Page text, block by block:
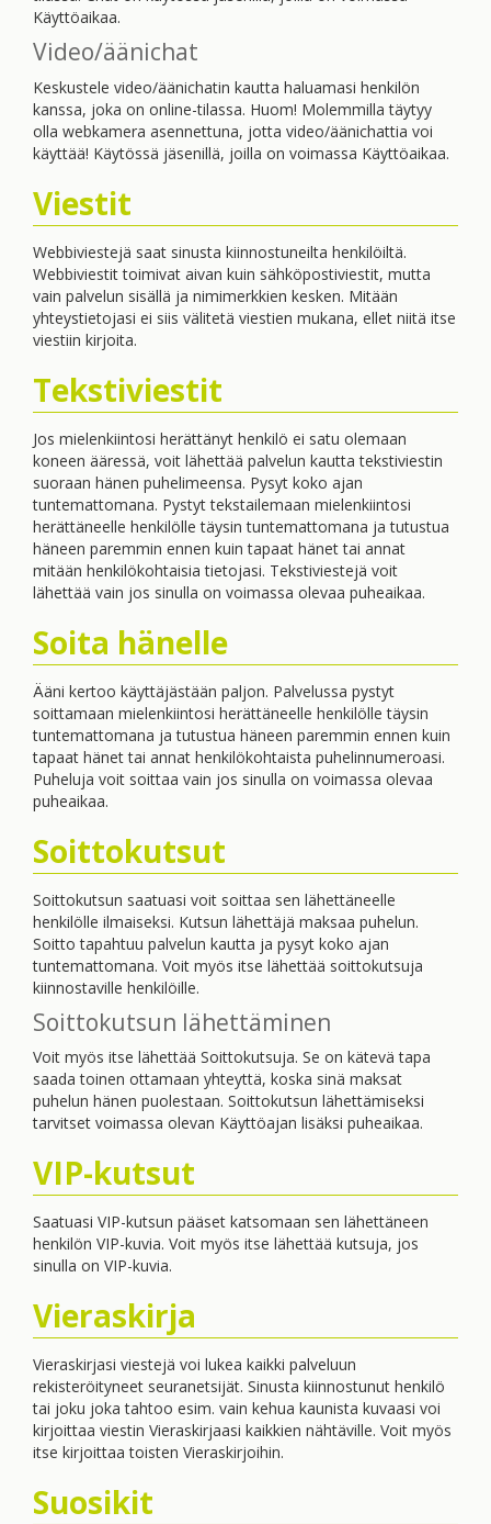
Käyttöaikaa.
Video/äänichat
Keskustele video/äänichatin kautta haluamasi henkilön
kanssa, joka on online-tilassa. Huom! Molemmilla täytyy
olla webkamera asennettuna, jotta video/äänichattia voi
käyttää! Käytössä jäsenillä, joilla on voimassa Käyttöaikaa.
Viestit
Webbiviestejä saat sinusta kiinnostuneilta henkilöiltä.
Webbiviestit toimivat aivan kuin sähköpostiviestit, mutta
vain palvelun sisällä ja nimimerkkien kesken. Mitään
yhteystietojasi ei siis välitetä viestien mukana, ellet niitä itse
viestiin kirjoita.
Tekstiviestit
Jos mielenkiintosi herättänyt henkilö ei satu olemaan
koneen ääressä, voit lähettää palvelun kautta tekstiviestin
suoraan hänen puhelimeensa. Pysyt koko ajan
tuntemattomana. Pystyt tekstailemaan mielenkiintosi
herättäneelle henkilölle täysin tuntemattomana ja tutustua
häneen paremmin ennen kuin tapaat hänet tai annat
mitään henkilökohtaisia tietojasi. Tekstiviestejä voit
lähettää vain jos sinulla on voimassa olevaa puheaikaa.
Soita hänelle
Ääni kertoo käyttäjästään paljon. Palvelussa pystyt
soittamaan mielenkiintosi herättäneelle henkilölle täysin
tuntemattomana ja tutustua häneen paremmin ennen kuin
tapaat hänet tai annat henkilökohtaista puhelinnumeroasi.
Puheluja voit soittaa vain jos sinulla on voimassa olevaa
puheaikaa.
Soittokutsut
Soittokutsun saatuasi voit soittaa sen lähettäneelle
henkilölle ilmaiseksi. Kutsun lähettäjä maksaa puhelun.
Soitto tapahtuu palvelun kautta ja pysyt koko ajan
tuntemattomana. Voit myös itse lähettää soittokutsuja
kiinnostaville henkilöille.
Soittokutsun lähettäminen
Voit myös itse lähettää Soittokutsuja. Se on kätevä tapa
saada toinen ottamaan yhteyttä, koska sinä maksat
puhelun hänen puolestaan. Soittokutsun lähettämiseksi
tarvitset voimassa olevan Käyttöajan lisäksi puheaikaa.
VIP-kutsut
Saatuasi VIP-kutsun pääset katsomaan sen lähettäneen
henkilön VIP-kuvia. Voit myös itse lähettää kutsuja, jos
sinulla on VIP-kuvia.
Vieraskirja
Vieraskirjasi viestejä voi lukea kaikki palveluun
rekisteröityneet seuranetsijät. Sinusta kiinnostunut henkilö
tai joku joka tahtoo esim. vain kehua kaunista kuvaasi voi
kirjoittaa viestin Vieraskirjaasi kaikkien nähtäville. Voit myös
itse kirjoittaa toisten Vieraskirjoihin.
Suosikit